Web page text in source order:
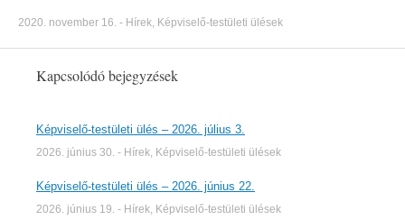
2020. november 16. - Hírek Képviselő-testületi ülések
Kapcsolódó bejegyzések
Képviselő-testületi ülés – 2026. július 3.
2026. június 30. - Hírek Képviselő-testületi ülések
Képviselő-testületi ülés – 2026. június 22.
2026. június 19. - Hírek Képviselő-testületi ülések